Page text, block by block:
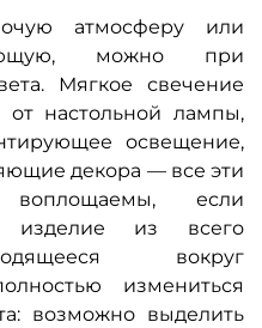
атмосферу или
можно при
Мягкое свечение
настольной лампы,
освещение,
декора — все эти
воплощаемы, если
изделие из всего
вокруг
измениться
возможно выделить